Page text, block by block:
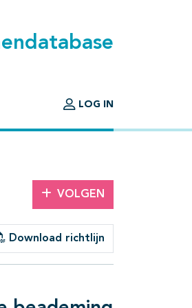
LOG IN
VOLGEN
Download richtlijn